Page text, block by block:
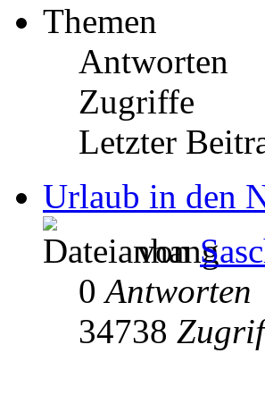
Themen
Antworten
Zugriffe
Letzter
Urlaub in den
von
0Antworten
34738